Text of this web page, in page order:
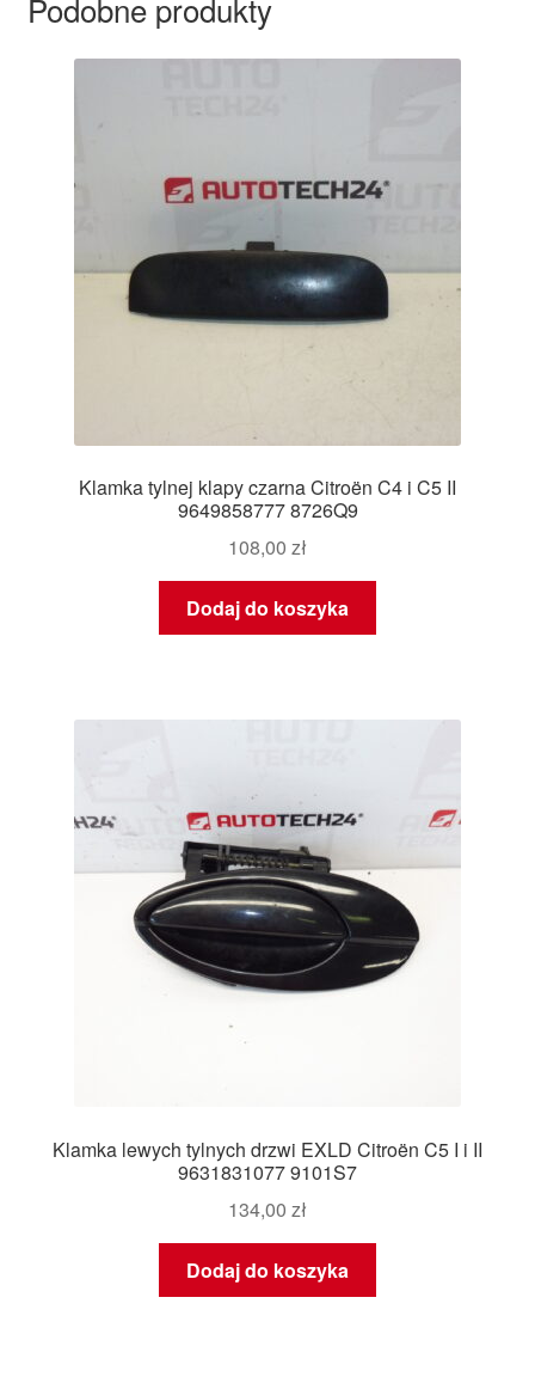
Klamka tylnej klapy czarna Citroën C4 i C5 II
9649858777 8726Q9
108,00 zł
Dodaj do koszyka
Klamka lewych tylnych drzwi EXLD Citroën C5 I i II
9631831077 9101S7
134,00 zł
Dodaj do koszyka